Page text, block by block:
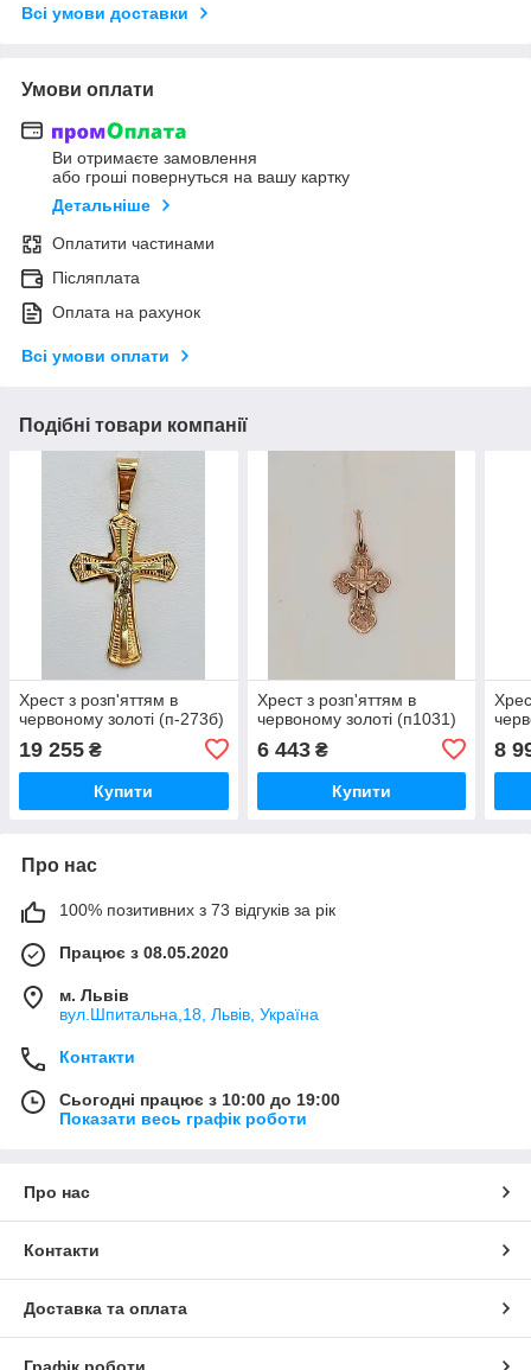
Всі умови доставки
Умови оплати
Ви отримаєте замовлення
або гроші повернуться на вашу картку
Детальніше
Оплатити частинами
Післяплата
Оплата на рахунок
Всі умови оплати
Подібні товари компанії
Хрест з розп'яттям в
червоному золоті (п-273б)
19 255 ₴
Купити
Хрест з розп'яттям в
червоному золоті (п1031)
6 443₴
Купити
8
Про нас
100% позитивних з 73 відгуків за рік
Працює з 08.05.2020
м. Львів
вул.Шпитальна,18, Львів, Україна
Контакти
Сьогодні працює з 10:00 до 19:00
Показати весь графік роботи
Про нас
Контакти
Доставка та оплата